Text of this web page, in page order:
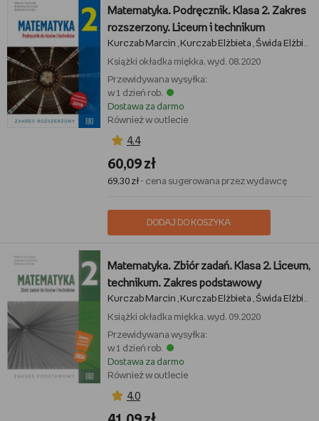
Matematyka. Podręcznik. Klasa 2. Zakres
rozszerzony. Liceum i technikum
Kurczab Marcin Kurczab Elżbieta Świda Elżbieta
Książki okładka miękka, wyd. 08.2020
Przewidywana wysyłka:
w 1 dzień rob.
Dostawa za darmo
Również w outlecie
4,4
60,09 zł
69,30 zł- cena sugerowana przez wydawcę
DODAJ DO KOSZYKA
Matematyka. Zbiór zadań. Klasa 2. Liceum,
technikum. Zakres podstawowy
Kurczab Marcin Kurczab Elżbieta Świda Elżbieta
Książki okładka miękka, wyd. 09.2020
Przewidywana wysyłka:
w 1 dzień rob.
Dostawa za darmo
Również w outlecie
4,0